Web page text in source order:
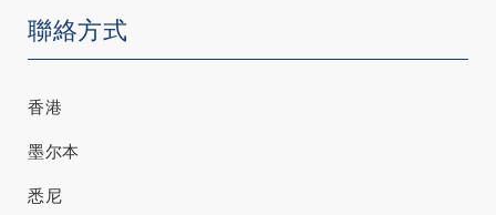
聯絡方式
香港
墨尔本
悉尼